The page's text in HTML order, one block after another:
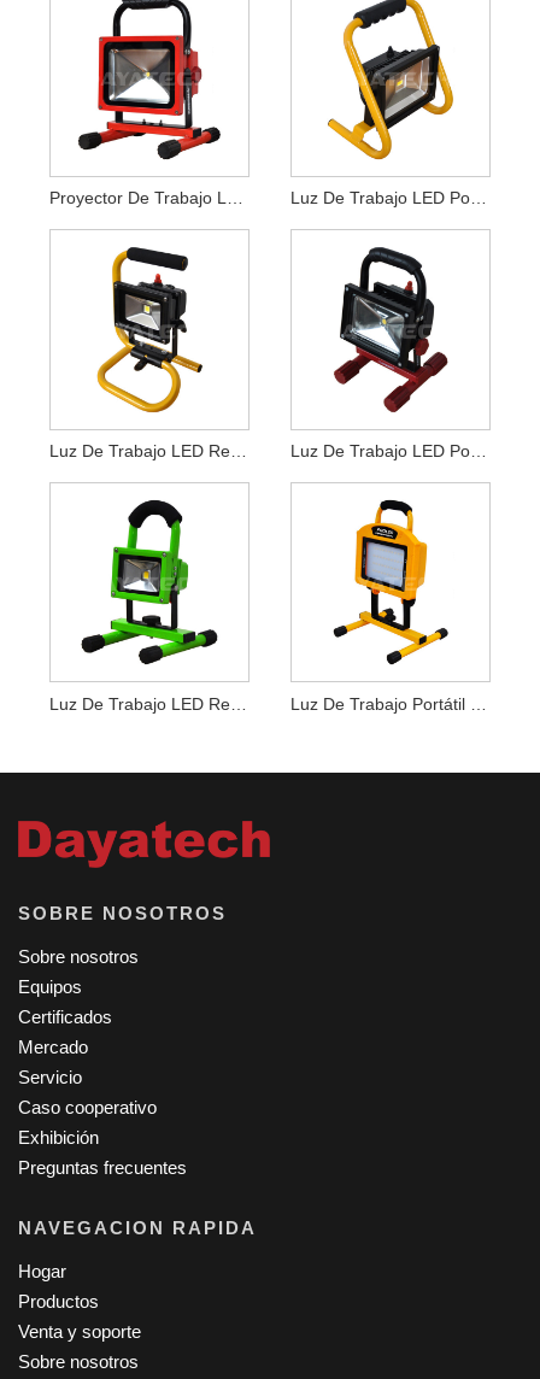
Luz De Trabajo LED Recargable De 10 W
Luz De Trabajo LED Recargable Portátil De 10W De Color Verde
SOBRE NOSOTROS
Sobre nosotros
Equipos
Certificados
Mercado
Servicio
Caso cooperativo
Exhibición
Preguntas frecuentes
NAVEGACION RAPIDA
Hogar
Productos
Venta y soporte
Sobre nosotros